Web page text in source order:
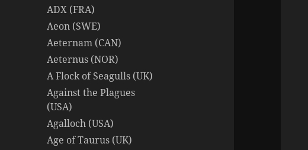
ADX (FRA)
Aeon (SWE)
Aeternam (CAN)
Aeternus (NOR)
A Flock of Seagulls (UK)
Against the Plagues
(USA)
Agalloch (USA)
Age of Taurus (UK)